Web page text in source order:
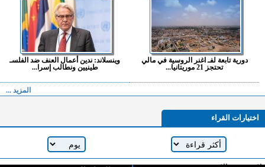
دورية تابعة لفـ اغنر الروسية في مالي
تحتجز 21 موريتانيا...
وينسلاند: ندين أعمال العنف ضد الفلسـ
طينيين ونطالب إسرا...
المزيد ...
اختيارات القراء